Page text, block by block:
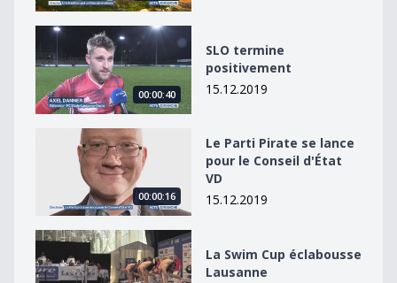
SLO termine positivement
00:00:40
SLO termine
positivement
15.12.2019
Le Parti Pirate se lance pour le Conseil d&#039;État VD
00:00:16
Le Parti Pirate se lance
pour le Conseil d'État
VD
15.12.2019
La Swim Cup éclabousse Lausanne
La Swim Cup éclabousse
Lausanne